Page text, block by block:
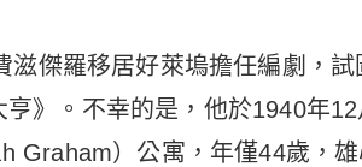
滋傑羅移居好萊塢擔任編劇，
亨》。不幸的是，他於1940年
Graham）公寓，年僅44歲，